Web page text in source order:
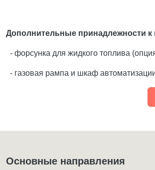
Дополнительные принадлежности к
- форсунка для жидкого топлива
- газовая рампа и шкаф
Основные направления